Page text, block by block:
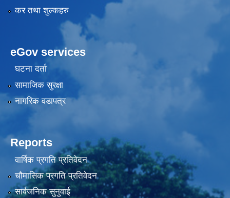
कर तथा शुल्कहरु
eGov services
घटना दर्ता
सामाजिक सुरक्षा
नागरिक वडापत्र
Reports
वार्षिक प्रगति प्रतिवेदन
चौमासिक प्रगति प्रतिवेदन
सार्वजनिक सुनुवाई